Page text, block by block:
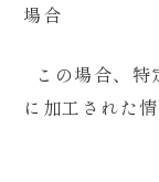
場合
この場合、
に加工された